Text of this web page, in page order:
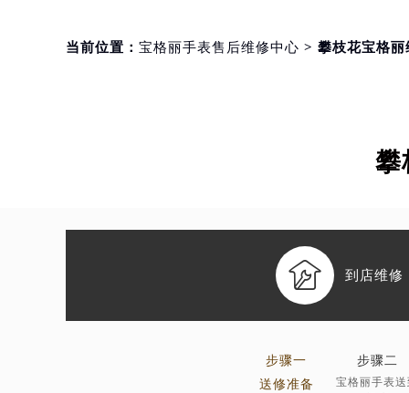
当前位置： 宝格丽手表售后维修中心 > 攀枝花宝格丽
攀
 到店维修
步骤一
送修准备
步骤二
宝格丽手表